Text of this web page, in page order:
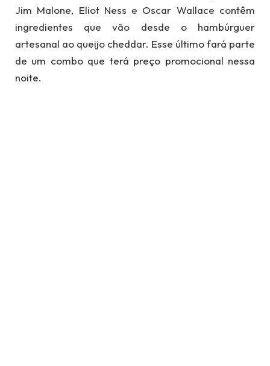
Jim Malone, Eliot Ness e Oscar Wallace contêm
ingredientes que vão desde o hambúrguer
artesanal ao queijo cheddar. Esse último fará parte
de um combo que terá preço promocional nessa
noite.